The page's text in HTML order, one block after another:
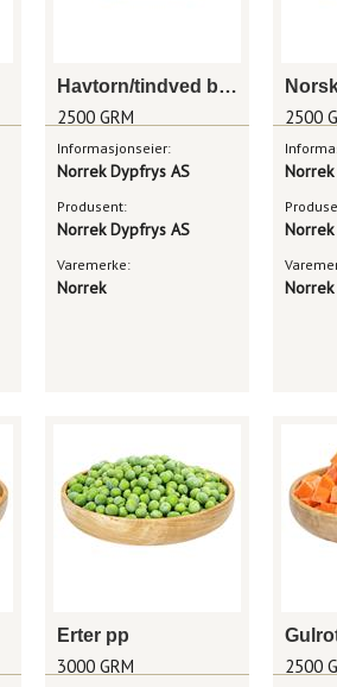
Havtorn/tindved bær
2500 GRM
Informasjonseier:
Norrek Dypfrys AS
Produsent:
Norrek Dypfrys AS
Varemerke:
Norrek
2500
Norrek
Erter pp
3000 GRM 2500